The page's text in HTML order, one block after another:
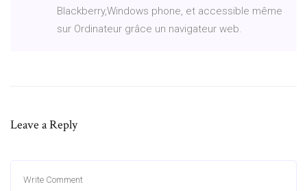
Blackberry,Windows phone, et accessible même
sur Ordinateur grâce un navigateur web.
Leave a Reply